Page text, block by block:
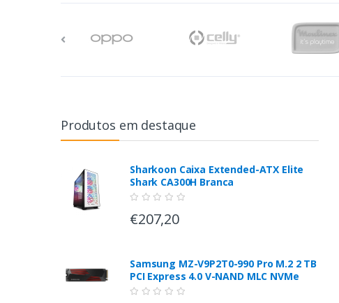
Produtos em destaque
Sharkoon Caixa Extended-ATX Elite
Shark CA300H Branca
€207,20
Samsung MZ-V9P2T0-990 Pro M.2 2 TB
PCI Express 4.0 V-NAND MLC NVMe